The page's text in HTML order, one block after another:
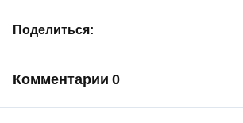
Поделиться
Комментарии 0